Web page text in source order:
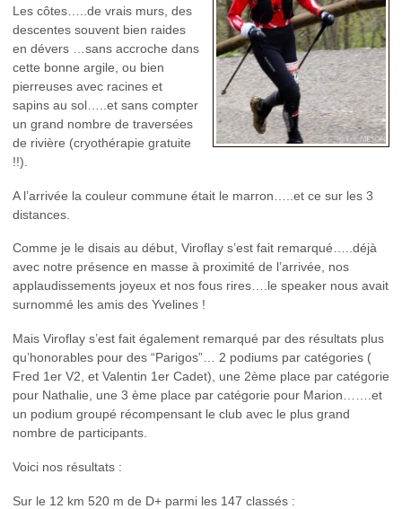
Les côtes…..de vrais murs, des
descentes souvent bien raides
en dévers …sans accroche dans
cette bonne argile, ou bien
pierreuses avec racines et
sapins au sol…..et sans compter
un grand nombre de traversées
de rivière (cryothérapie gratuite
!!).
A l’arrivée la couleur commune était le marron…..et ce sur les 3
distances.
Comme je le disais au début, Viroflay s’est fait remarqué…..déjà
avec notre présence en masse à proximité de l’arrivée, nos
applaudissements joyeux et nos fous rires….le speaker nous avait
surnommé les amis des Yvelines !
Mais Viroflay s’est fait également remarqué par des résultats plus
qu’honorables pour des “Parigos”… 2 podiums par catégories (
Fred 1er V2, et Valentin 1er Cadet), une 2ème place par catégorie
pour Nathalie, une 3 ème place par catégorie pour Marion…….et
un podium groupé récompensant le club avec le plus grand
nombre de participants.
Voici nos résultats :
Sur le 12 km 520 m de D+ parmi les 147 classés :